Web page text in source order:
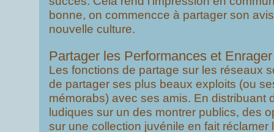
bonne, on commencce à partager son
nouvelle culture.
Partager les Performances et
Les fonctions de partage sur les réseaux
de partager ses plus beaux exploits (ou
mémorabs) avec ses amis. En distribuant
ludiques sur un des montrer publics, des
sur une collection juvénile en fait réclamer